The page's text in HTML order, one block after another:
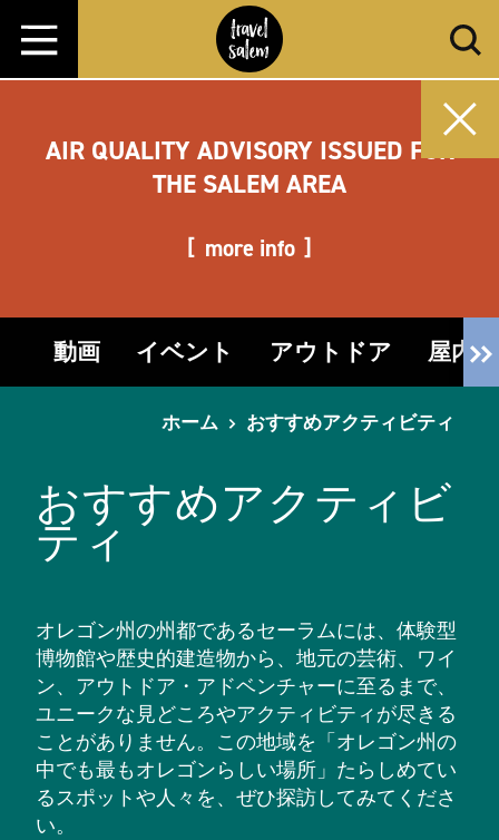
コンテンツへスキップ
AIR QUALITY ADVISORY ISSUED FOR
THE SALEM AREA
more info
動画 イベント アウトドア 屋内
ホーム おすすめアクティビティ
おすすめアクティビ
ティ
オレゴン州の州都であるセーラムには、体験型
博物館や歴史的建造物から、地元の芸術、ワイ
ン、アウトドア・アドベンチャーに至るまで、
ユニークな見どころやアクティビティが尽きる
ことがありません。この地域を「オレゴン州の
中でも最もオレゴンらしい場所」たらしめてい
るスポットや人々を、ぜひ探訪してみてくださ
い。